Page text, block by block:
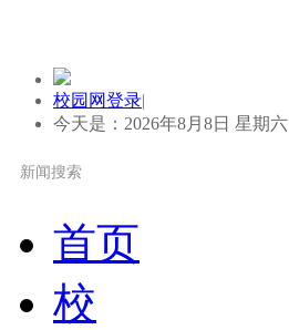
校园网登录|
今天是：2026年8月8日 星期六
首页
校